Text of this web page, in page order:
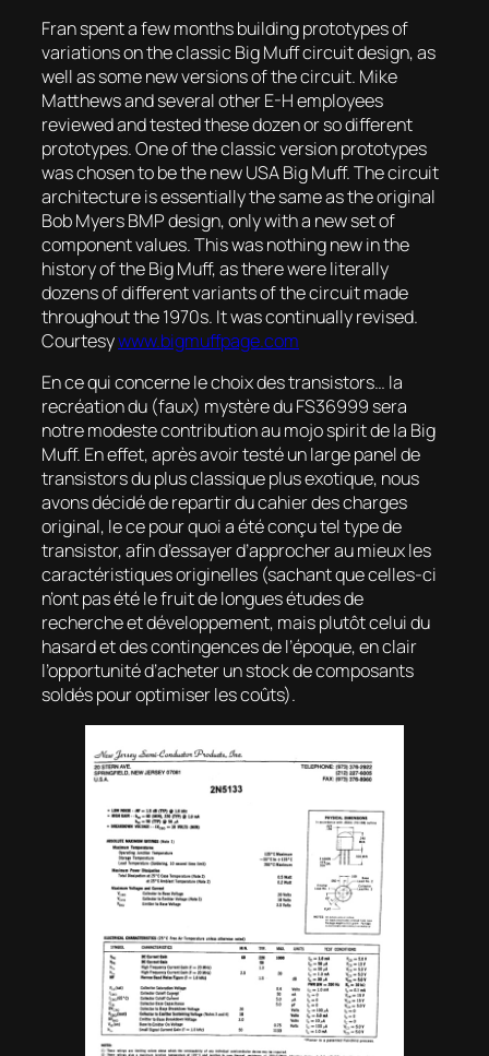
Fran spent a few months building prototypes of
variations on the classic Big Muff circuit design, as
well as some new versions of the circuit. Mike
Matthews and several other E-H employees
reviewed and tested these dozen or so different
prototypes. One of the classic version prototypes
was chosen to be the new USA Big Muff. The circuit
architecture is essentially the same as the original
Bob Myers BMP design, only with a new set of
component values. This was nothing new in the
history of the Big Muff, as there were literally
dozens of different variants of the circuit made
throughout the 1970s. It was continually revised.
Courtesywww.bigmuffpage.com
En ce qui concerne le choix des transistors… la
recréation du (faux) mystère du FS36999 sera
notre modeste contribution aumojo spiritde la Big
Muff. En effet, après avoir testé un large panel de
transistors du plus classique plus exotique, nous
avons décidé de repartir du cahier des charges
original, le ce pour quoi a été conçu tel type de
transistor, afin d’essayer d’approcher au mieux les
caractéristiques originelles (sachant que celles-ci
n’ont pas été le fruit de longues études de
recherche et développement, mais plutôt celui du
hasard et des contingences de l’époque, en clair
l’opportunité d’acheter un stock de composants
soldés pour optimiser les coûts).